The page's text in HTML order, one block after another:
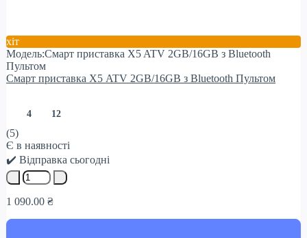
хіт
Модель:Смарт приставка X5 ATV 2GB/16GB з Bluetooth
Пультом
Смарт приставка X5 ATV 2GB/16GB з Bluetooth Пультом
4 12
(5)
Є в наявності
✔️ Відправка сьогодні
1 090.00 ₴